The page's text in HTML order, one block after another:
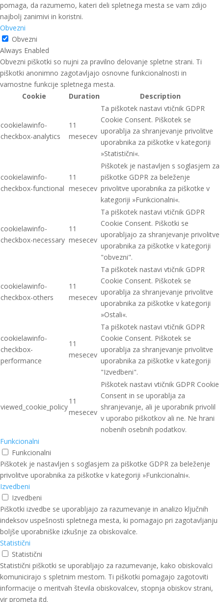
pomaga, da razumemo, kateri deli spletnega mesta se vam zdijo
najbolj zanimivi in koristni.
Obvezni
Obvezni
Always Enabled
Obvezni piškotki so nujni za pravilno delovanje spletne strani. Ti
piškotki anonimno zagotavljajo osnovne funkcionalnosti in
varnostne funkcije spletnega mesta.
Cookie
Duration Description
cookielawinfo-
checkbox-analytics
11
mesecev
Ta piškotek nastavi vtičnik GDPR
Cookie Consent. Piškotek se
uporablja za shranjevanje privolitve
uporabnika za piškotke v kategoriji
»Statistični«.
cookielawinfo-
checkbox-functional
11
mesecev
Piškotek je nastavljen s soglasjem za
piškotke GDPR za beleženje
privolitve uporabnika za piškotke v
kategoriji »Funkcionalni«.
cookielawinfo-
checkbox-necessary
11
mesecev
Ta piškotek nastavi vtičnik GDPR
Cookie Consent. Piškotki se
uporabljajo za shranjevanje privolitve
uporabnika za piškotke v kategoriji
"obvezni".
cookielawinfo-
checkbox-others
11
mesecev
Ta piškotek nastavi vtičnik GDPR
Cookie Consent. Piškotek se
uporablja za shranjevanje privolitve
uporabnika za piškotke v kategoriji
»Ostali«.
cookielawinfo-
checkbox-
performance
11
mesecev
Ta piškotek nastavi vtičnik GDPR
Cookie Consent. Piškotek se
uporablja za shranjevanje privolitve
uporabnika za piškotke v kategoriji
"Izvedbeni".
viewed_cookie_policy
11
mesecev
Piškotek nastavi vtičnik GDPR Cookie
Consent in se uporablja za
shranjevanje, ali je uporabnik privolil
v uporabo piškotkov ali ne. Ne hrani
nobenih osebnih podatkov.
Funkcionalni
Funkcionalni
Piškotek je nastavljen s soglasjem za piškotke GDPR za beleženje
privolitve uporabnika za piškotke v kategoriji »Funkcionalni«.
Izvedbeni
Izvedbeni
Piškotki izvedbe se uporabljajo za razumevanje in analizo ključnih
indeksov uspešnosti spletnega mesta, ki pomagajo pri zagotavljanju
boljše uporabniške izkušnje za obiskovalce.
Statistični
Statistični
Statistični piškotki se uporabljajo za razumevanje, kako obiskovalci
komunicirajo s spletnim mestom. Ti piškotki pomagajo zagotoviti
informacije o meritvah števila obiskovalcev, stopnja obiskov strani,
vir prometa itd.